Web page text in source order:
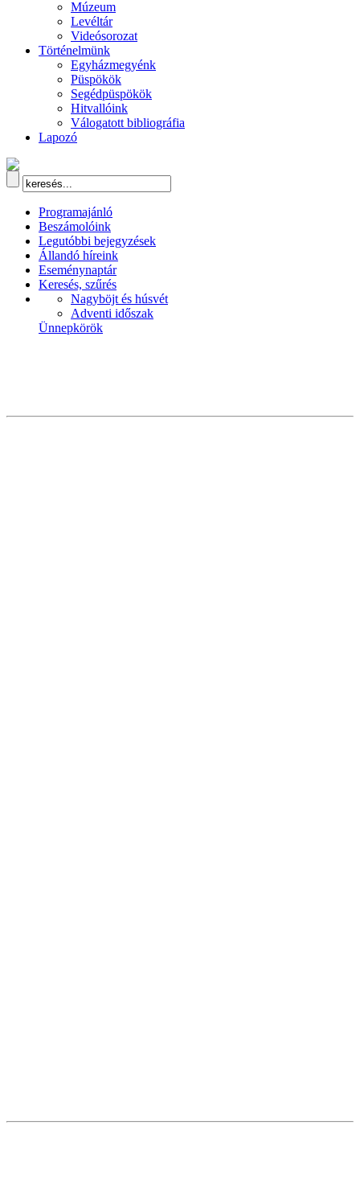
Múzeum
Levéltár
Videósorozat
Történelmünk
Egyházmegyénk
Püspökök
Segédpüspökök
Hitvallóink
Válogatott bibliográfia
Lapozó
Programajánló
Beszámolóink
Legutóbbi bejegyzések
Állandó híreink
Eseménynaptár
Keresés, szűrés
Nagyböjt és húsvét
Adventi időszak
Ünnepkörök